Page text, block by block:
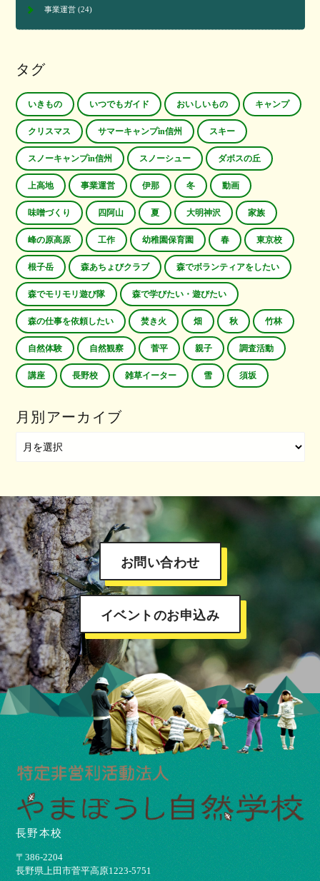
事業運営(24)
タグ
いきもの いつでもガイド おいしいもの キャンプ
クリスマス サマーキャンプin信州 スキー
スノーキャンプin信州 スノーシュー ダボスの丘
上高地 事業運営 伊那 冬 動画
味噌づくり 四阿山 夏 大明神沢 家族
峰の原高原 工作 幼稚園保育園 春 東京校
根子岳 森あちょびクラブ 森でボランティアをしたい
森でモリモリ遊び隊 森で学びたい・遊びたい
森の仕事を依頼したい 焚き火 畑 秋 竹林
自然体験 自然観察 菅平 親子 調査活動
講座 長野校 雑草イーター 雪 須坂
月別アーカイブ
お問い合わせ
イベントのお申込み
長野本校
〒386-2204
⻑野県上⽥市菅平⾼原1223-5751